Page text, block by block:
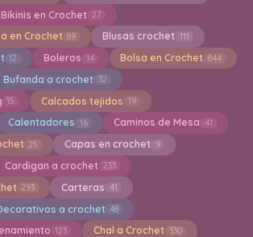
Bikinis en Crochet 27
en Crochet 89 Blusas crochet 111
12 Boleros 14 Bolsa en Crochet 844
Bufanda a crochet 32
15 Calcados tejidos 19
Calentadores 16 Caminos de Mesa 41
25 Capas en crochet 9
Cardigan a crochet 233
293 Carteras 41
a crochet 48
123 Chal a Crochet 330